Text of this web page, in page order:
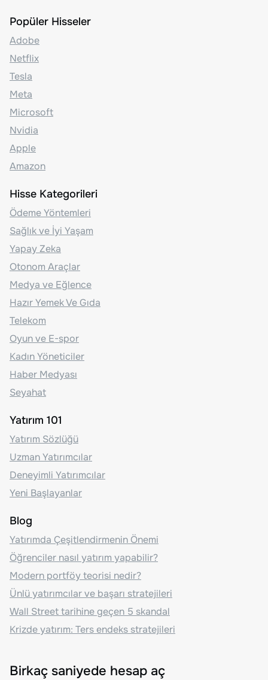
Popüler Hisseler
Adobe
Netflix
Tesla
Meta
Microsoft
Nvidia
Apple
Amazon
Hisse Kategorileri
Ödeme Yöntemleri
Sağlık ve İyi Yaşam
Yapay Zeka
Otonom Araçlar
Medya ve Eğlence
Hazır Yemek Ve Gıda
Telekom
Oyun ve E-spor
Kadın Yöneticiler
Haber Medyası
Seyahat
Yatırım 101
Yatırım Sözlüğü
Uzman Yatırımcılar
Deneyimli Yatırımcılar
Yeni Başlayanlar
Blog
Yatırımda Çeşitlendirmenin Önemi
Öğrenciler nasıl yatırım yapabilir?
Modern portföy teorisi nedir?
Ünlü yatırımcılar ve başarı stratejileri
Wall Street tarihine geçen 5 skandal
Krizde yatırım: Ters endeks stratejileri
Birkaç saniyede hesap aç